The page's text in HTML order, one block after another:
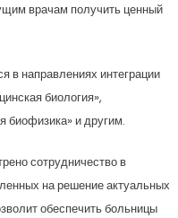
врачам получить ценный
в направлениях интеграции
биология»,
биофизика» и другим.
сотрудничество в
на решение актуальных
обеспечить больницы